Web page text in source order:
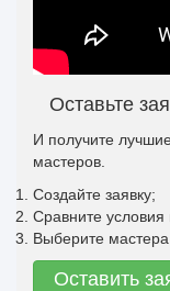
Оставьте
И получите
мастеров.
Создайте заявку;
Сравните
Выберите
Оставить